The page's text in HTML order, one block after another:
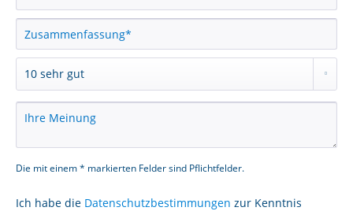
Die mit einem * markierten Felder sind Pflichtfelder.
Ich habe die Datenschutzbestimmungen zur Kenntnis